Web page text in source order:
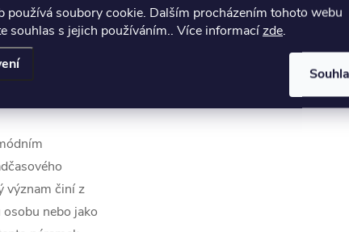
používá soubory cookie. Dalším procházením tohoto webu
souhlas s jejich používáním.. Více informacízde.
proporce činí
příležitost, ať
což
význam činí z
nebo jako